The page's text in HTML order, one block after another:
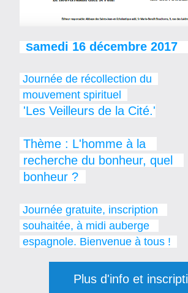
Samedi 16 décembre 2017
Journée de récollection du
mouvement spirituel
'Les Veilleurs de la Cité.'
Thème : L'homme à la
recherche du bonheur, quel
bonheur ?
Journée gratuite, inscription
souhaitée, à midi auberge
espagnole. Bienvenue à tous !
Plus d'info et